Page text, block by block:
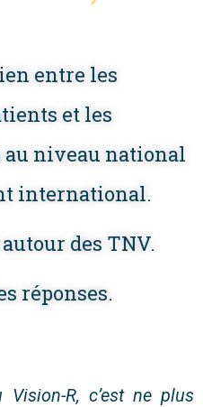
entre les
et les
niveau national
international.
des TNV.
réponses.
R, c’est ne plus